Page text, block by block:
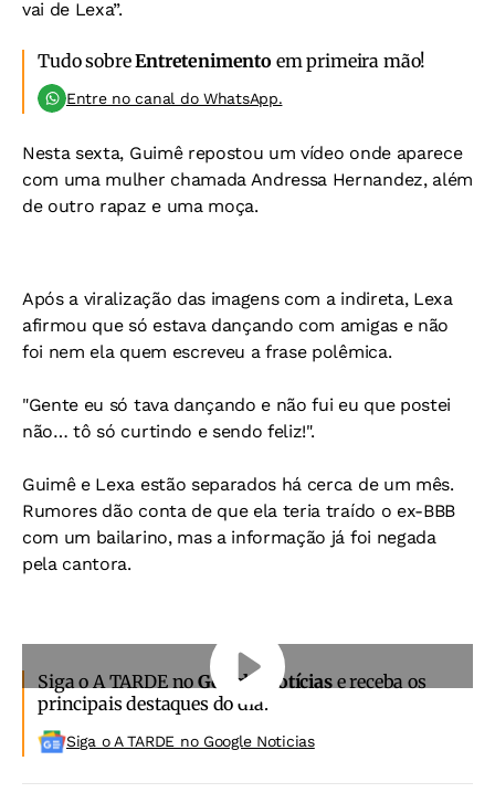
vai de Lexa”.
Tudo sobreEntretenimento em primeira mão!
Entre no canal do WhatsApp.
Nesta sexta, Guimê repostou um vídeo onde aparece
com uma mulher chamada Andressa Hernandez, além
de outro rapaz e uma moça.
Após a viralização das imagens com a indireta, Lexa
afirmou que só estava dançando com amigas e não
foi nem ela quem escreveu a frase polêmica.
"Gente eu só tava dançando e não fui eu que postei
não… tô só curtindo e sendo feliz!".
Guimê e Lexa estão separados há cerca de um mês.
Rumores dão conta de que ela teria traído o ex-BBB
com um bailarino, mas a informação já foi negada
pela cantora.
Siga o A TARDE noGoogle Notíciase receba os
principais destaques do dia.
Siga o A TARDE no Google Noticias